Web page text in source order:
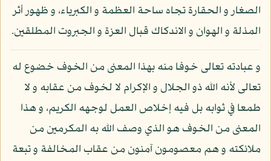
الصغار و الحقارة تجاه ساحة العظمة و الكبرياء، و ظهور أثر
المذلة و الهوان و الاندكاك قبال العزة و الجبروت المطلقين.
و عبادته تعالى خوفا منه بهذا المعنى من الخوف خضوع له
تعالى لأنه الله ذو الجلال و الإكرام لا لخوف من عقابه و لا
طمعا في ثوابه بل فيه إخلاص العمل لوجهه الكريم، و هذا
المعنى من الخوف هو الذي وصف الله به المكرمين من
ملائكته و هم معصومون آمنون من عقاب المخالفة و تبعة